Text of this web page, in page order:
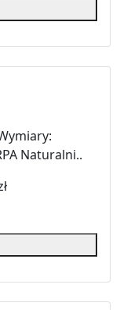
Naturalni..